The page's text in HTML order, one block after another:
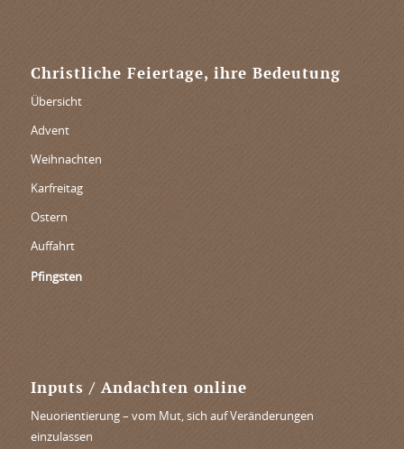
Christliche Feiertage, ihre Bedeutung
Übersicht
Advent
Weihnachten
Karfreitag
Ostern
Auffahrt
Pfingsten
Inputs / Andachten online
Neuorientierung – vom Mut, sich auf Veränderungen
einzulassen